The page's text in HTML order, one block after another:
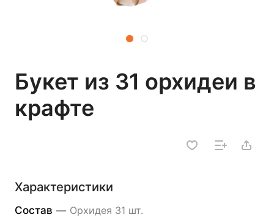
Букет из 31 орхидеи в
крафте
Характеристики
Состав — Орхидея 31 шт.